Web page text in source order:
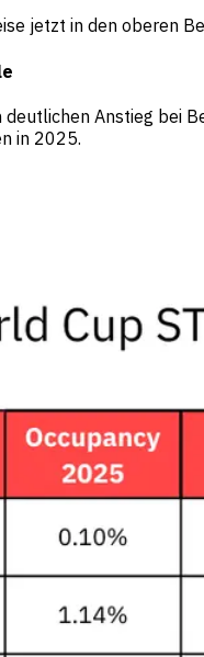
jetzt in den oberen
Anstieg bei
in 2025.